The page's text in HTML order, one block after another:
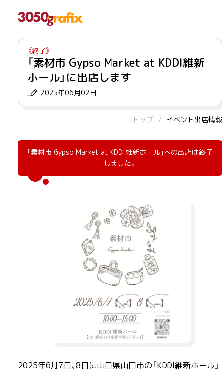
「素材市 Gypso Market at KDDI維新
ホール」に出店します
2025年06月02日
トップ イベント出店情報
「素材市 Gypso Market at KDDI維新ホール」への出店は終了
しました。
2025年6月7日、8日に山口県山口市の「KDDI維新ホール」